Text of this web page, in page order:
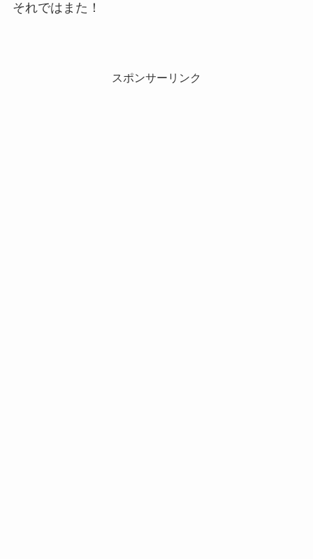
それではまた！
スポンサーリンク